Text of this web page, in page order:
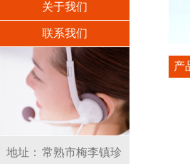
关于我们
联系我们
地址： 常熟市梅李镇珍
产